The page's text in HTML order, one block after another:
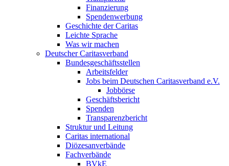
Finanzierung
Spendenwerbung
Geschichte der Caritas
Leichte Sprache
Was wir machen
Deutscher Caritasverband
Bundesgeschäftsstellen
Arbeitsfelder
Jobs beim Deutschen Caritasverband e.V.
Jobbörse
Geschäftsbericht
Spenden
Transparenzbericht
Struktur und Leitung
Caritas international
Diözesanverbände
Fachverbände
BVkE